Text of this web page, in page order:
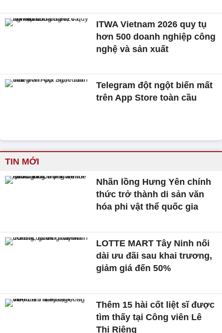
ITWA Vietnam 2026 quy tụ
hơn 500 doanh nghiệp công
nghệ và sản xuất
Telegram đột ngột biến mất
trên App Store toàn cầu
TIN MỚI
Nhãn lồng Hưng Yên chính
thức trở thành di sản văn
hóa phi vật thể quốc gia
LOTTE MART Tây Ninh nối
dài ưu đãi sau khai trương,
giảm giá đến 50%
Thêm 15 hài cốt liệt sĩ được
tìm thấy tại Công viên Lê
Thị Riêng